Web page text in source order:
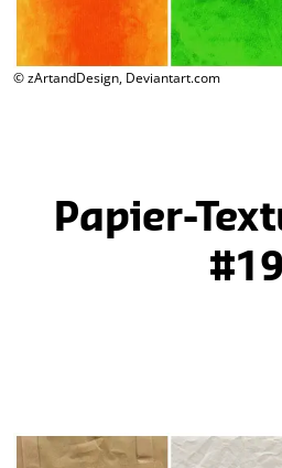
© zArtandDesign, Deviantart.com
Papier-
#19